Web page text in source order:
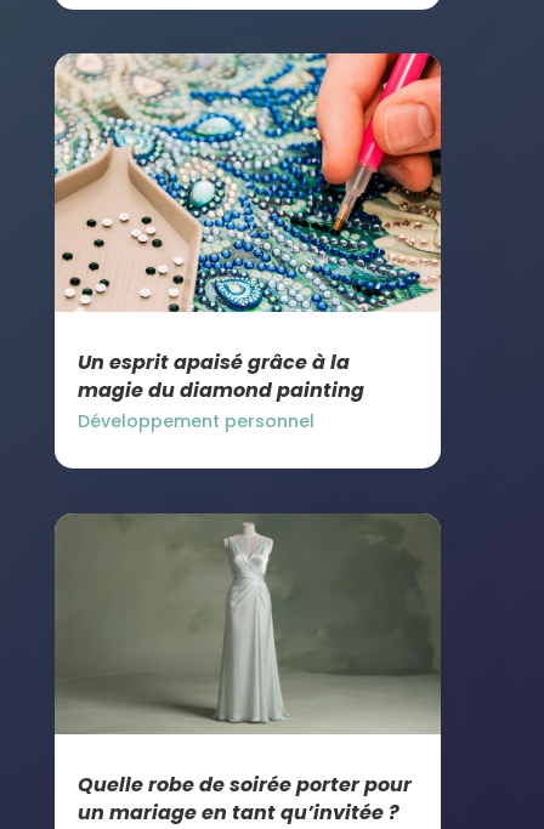
Un esprit apaisé grâce à la
magie du diamond painting
Développement personnel
Quelle robe de soirée porter pour
un mariage en tant qu’invitée ?